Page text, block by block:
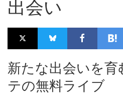
出会い
新たな出会いを
テの無料ライブ